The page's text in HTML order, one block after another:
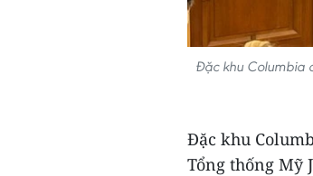
Đặc khu Columbia
Đặc khu
Tổng thống Mỹ